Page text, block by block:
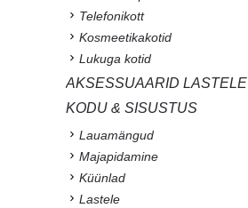
Telefonikott
Kosmeetikakotid
Lukuga kotid
AKSESSUAARID LASTELE
KODU & SISUSTUS
Lauamängud
Majapidamine
Küünlad
Lastele